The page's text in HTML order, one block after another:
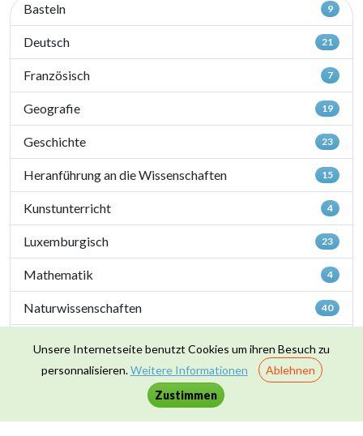
Basteln 9
Deutsch 21
Französisch 7
Geografie 19
Geschichte 23
Heranführung an die Wissenschaften 15
Kunstunterricht 4
Luxemburgisch 23
Mathematik 4
Naturwissenschaften 40
Zusammenleben & Werte 16
Unsere Internetseite benutzt Cookies um ihren Besuch zu
personnalisieren.Weitere Informationen
Ablehnen
Zustimmen